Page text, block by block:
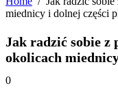
miednicy i dolnej części
Jak radzić sobie z
okolicach
0